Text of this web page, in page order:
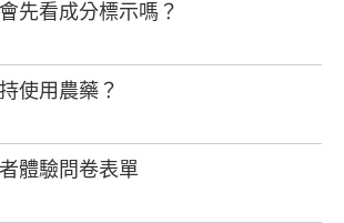
先看成分標示嗎？
使用農藥？
體驗問卷表單